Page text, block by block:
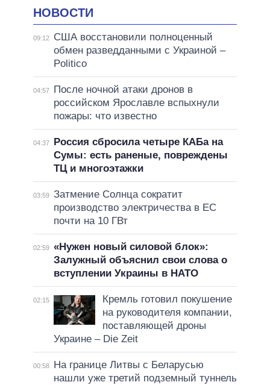
НОВОСТИ
09:12
США восстановили полноценный
обмен разведданными с Украиной –
Politico
04:57
После ночной атаки дронов в
российском Ярославле вспыхнули
пожары: что известно
04:37
Россия сбросила четыре КАБа на
Сумы: есть раненые, повреждены
ТЦ и многоэтажки
03:59 Затмение Солнца сократит
производство электричества в ЕС
почти на 10 ГВт
02:59 «Нужен новый силовой блок»:
Залужный объяснил свои слова о
вступлении Украины в НАТО
02:15
Кремль готовил покушение
на руководителя компании,
поставляющей дроны
Украине – Die Zeit
00:58
На границе Литвы с Беларусью
нашли уже третий подземный туннель